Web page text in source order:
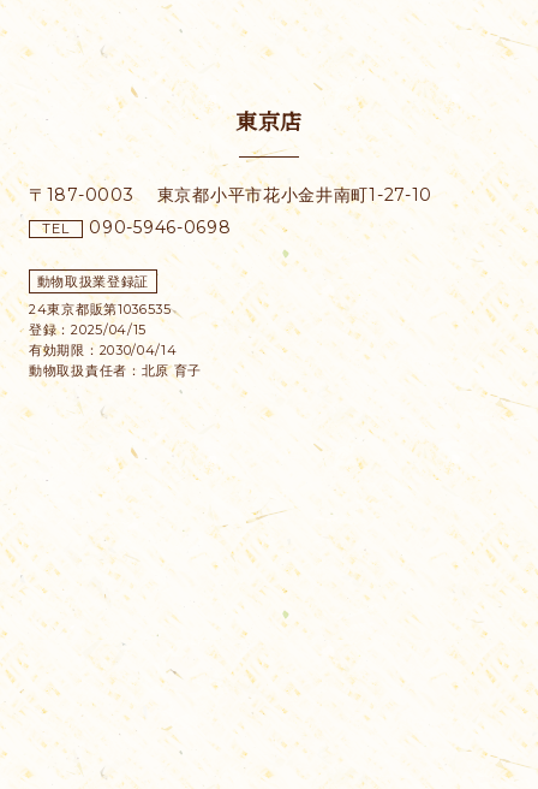
東京店
〒187-0003 東京都小平市花小金井南町1-27-10
TEL 090-5946-0698
動物取扱業登録証
24東京都販第1036535
登録：2025/04/15
有効期限：2030/04/14
動物取扱責任者：北原 育子